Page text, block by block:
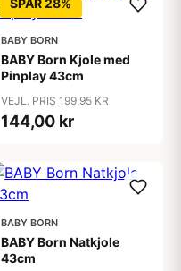
SPAR 28%
BABY BORN
BABY Born Kjole med
Pinplay 43cm
VEJL. PRIS 199,95 KR
144,00 kr
BABY BORN
BABY Born Natkjole
43cm